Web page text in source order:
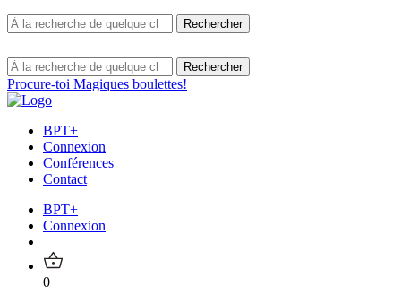
Procure-toi Magiques boulettes!
BPT+
Connexion
Conférences
Contact
BPT+
Connexion
0